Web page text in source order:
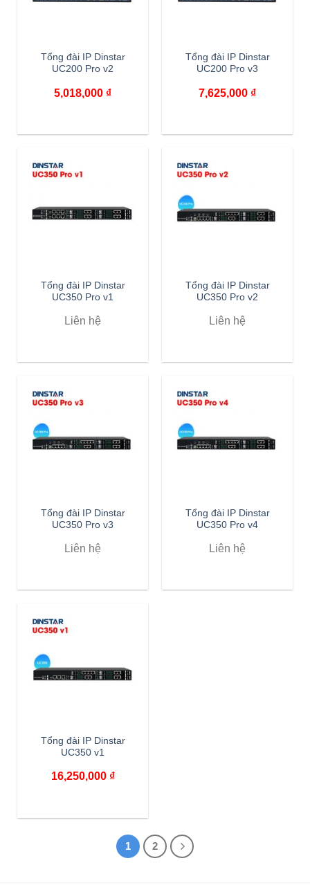
Tổng đài IP Dinstar
UC200 Pro v2
5,018,000 ₫
Tổng đài IP Dinstar
UC200 Pro v3
7,625,000 ₫
Tổng đài IP Dinstar
UC350 Pro v1
Liên hệ
Tổng đài IP Dinstar
UC350 Pro v2
Liên hệ
Tổng đài IP Dinstar
UC350 Pro v3
Liên hệ
Tổng đài IP Dinstar
UC350 Pro v4
Liên hệ
Tổng đài IP Dinstar
UC350 v1
16,250,000 ₫
1 2